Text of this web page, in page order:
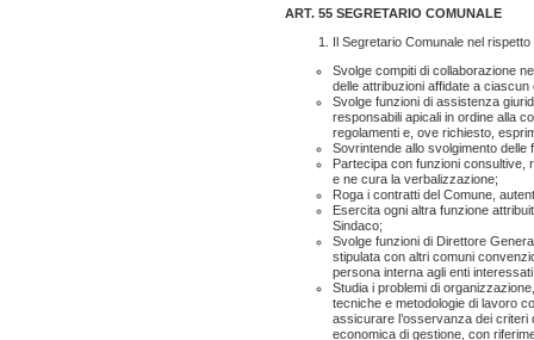
ART. 55 SEGRETARIO COMUNALE
Il Segretario Comunale nel
Svolge compiti di collaborazione
delle attribuzioni affidate a ciascun
Svolge funzioni di assistenza
responsabili apicali in ordine alla
regolamenti e, ove richiesto,
Sovrintende allo svolgimento delle
Partecipa con funzioni consultive,
e ne cura la verbalizzazione;
Roga i contratti del Comune,
Esercita ogni altra funzione
Sindaco;
Svolge funzioni di Direttore
stipulata con altri comuni
persona interna agli enti
Studia i problemi di
tecniche e metodologie di lavoro
assicurare l’osservanza dei
economica di gestione, con